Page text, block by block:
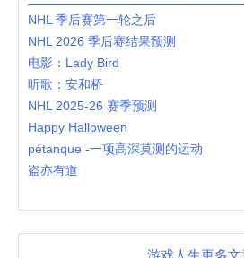
NHL 季后赛第一轮之后
NHL 2026 季后赛结果预测
电影：Lady Bird
听歌：安和桥
NHL 2025-26 赛季预测
Happy Halloween
pétanque -一项高深莫测的运动
盗亦有道
游戏人生更多文